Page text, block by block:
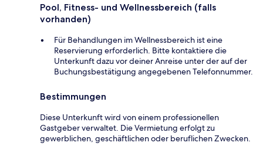
Pool, Fitness- und Wellnessbereich (falls
vorhanden)
Für Behandlungen im Wellnessbereich ist eine
Reservierung erforderlich. Bitte kontaktiere die
Unterkunft dazu vor deiner Anreise unter der auf der
Buchungsbestätigung angegebenen Telefonnummer.
Bestimmungen
Diese Unterkunft wird von einem professionellen
Gastgeber verwaltet. Die Vermietung erfolgt zu
gewerblichen, geschäftlichen oder beruflichen Zwecken.